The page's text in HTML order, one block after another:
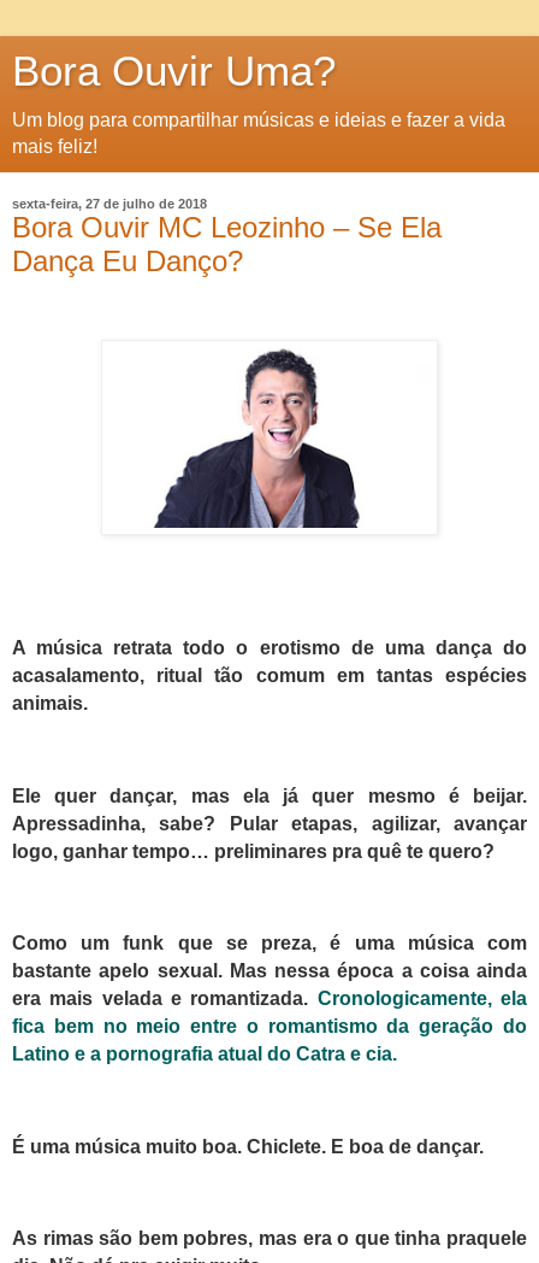
Bora Ouvir Uma?
Um blog para compartilhar músicas e ideias e fazer a vida
mais feliz!
sexta-feira, 27 de julho de 2018
Bora Ouvir MC Leozinho – Se Ela
Dança Eu Danço?
A música retrata todo o erotismo de uma dança do
acasalamento, ritual tão comum em tantas espécies
animais.
Ele quer dançar, mas ela já quer mesmo é beijar.
Apressadinha, sabe? Pular etapas, agilizar, avançar
logo, ganhar tempo… preliminares pra quê te quero?
Como um funk que se preza, é uma música com
bastante apelo sexual. Mas nessa época a coisa ainda
era mais velada e romantizada. Cronologicamente, ela
fica bem no meio entre o romantismo da geração do
Latino e a pornografia atual do Catra e cia.
É uma música muito boa. Chiclete. E boa de dançar.
As rimas são bem pobres, mas era o que tinha praquele